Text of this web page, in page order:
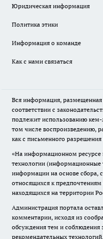
Юридическая информация
Политика этики
Информация о команде
Как с нами связаться
Вся информация, размещенная
соответствии с
подлежит использованию
том числе воспроизведению,
как с письменного разрешения
«На информационном ресурсе
технологии (информационные
информации на основе сбора,
относящихся к
находящихся на территории
Администрация портала
комментарии, исходя из
обсуждения тем и соблюдения
рекомендательных